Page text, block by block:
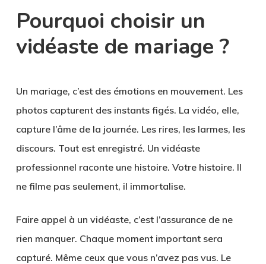
Pourquoi choisir un
vidéaste de mariage ?
Un mariage, c’est des émotions en mouvement. Les
photos capturent des instants figés. La vidéo, elle,
capture l’âme de la journée. Les rires, les larmes, les
discours. Tout est enregistré. Un vidéaste
professionnel raconte une histoire. Votre histoire. Il
ne filme pas seulement, il immortalise.
Faire appel à un vidéaste, c’est l’assurance de ne
rien manquer. Chaque moment important sera
capturé. Même ceux que vous n’avez pas vus. Le